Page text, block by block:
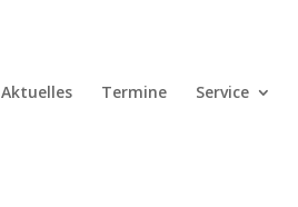
Aktuelles Termine Service